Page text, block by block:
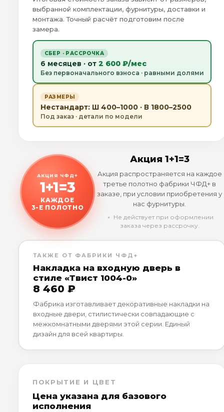
выбранной комплектации, фурнитуры, доставки и
монтажа. Точный расчёт подготовим после
замера.
СБЕР · РАССРОЧКА
6 месяцев · от 2 600 ₽/мес
Без первоначального взноса · равными долями
РАЗМЕРЫ
Нестандарт: Ш 400–1000 · В 1800–2500
Под заказ · детали по модели
АКЦИЯ ЧФД+
1+1=3
КАЖДОЕ
3-Е ПОЛОТНО
Акция 1+1=3
Акция распространяется на каждое
третье полотно фабрики ЧФД+ в
заказе, при условии приобретения у
нас фурнитуры.
﹡ Не действует при оформлении
заказа через рассрочку.
ТАКЖЕ ОТ ФАБРИКИ ЧФД+
Накладка на входную дверь в
стиле «Твист 1004-0»
8 460 ₽
Фабрика изготавливает декоративные накладки на
входные двери, стилистически совпадающие с
межкомнатными дверями этой серии. Единый
дизайн для всей квартиры.
ПОКРЫТИЕ И ЦВЕТ
Цена указана для базового
исполнения